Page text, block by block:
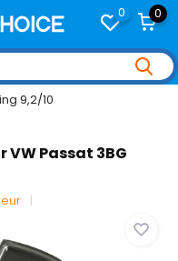
0 0
9,2/10
Passat 3BG